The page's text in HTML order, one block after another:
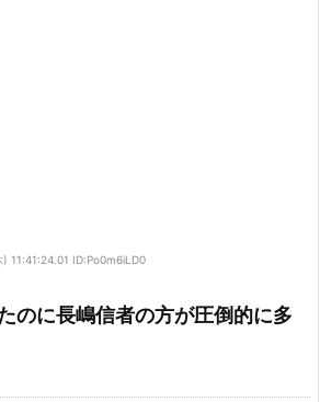
11:41:24.01 ID:Po0m6iLD0
のに長嶋信者の方が圧倒的に多